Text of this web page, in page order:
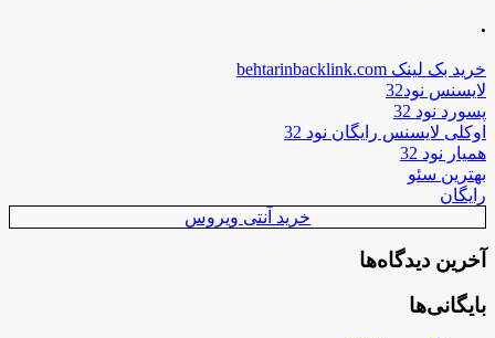
.
خرید بک لینک behtarinbacklink.com
لایسنس نود32
پسورد نود 32
اوکلی لایسنس رایگان نود 32
همیار نود 32
بهترین سئو
رایگان
خرید آنتی ویروس
آخرین دیدگاه‌ها
بایگانی‌ها